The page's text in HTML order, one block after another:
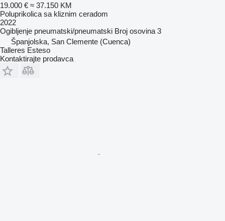
19.000 € ≈ 37.150 KM
Poluprikolica sa kliznim ceradom
2022
Ogibljenje pneumatski/pneumatski Broj osovina 3
Španjolska, San Clemente (Cuenca)
Talleres Esteso
Kontaktirajte prodavca